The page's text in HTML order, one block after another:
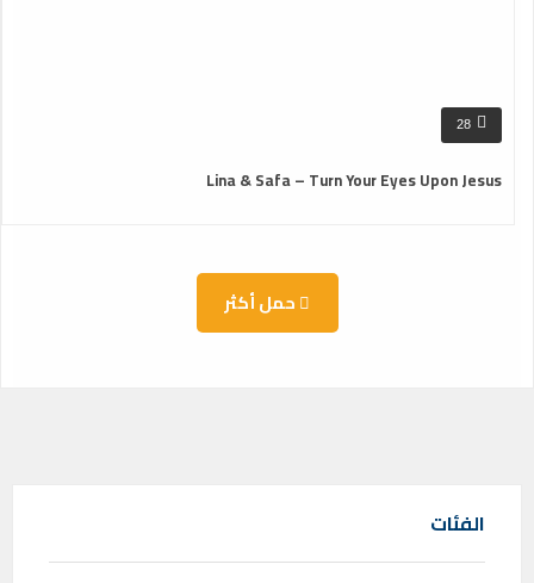
28
Lina & Safa – Turn Your Eyes Upon Jesus
حمل أكثر
الفئات